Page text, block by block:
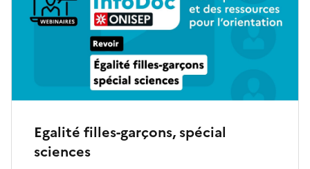
Egalité filles-garçons, spécial
sciences